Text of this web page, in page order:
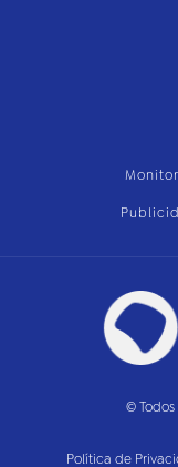
©
Política de